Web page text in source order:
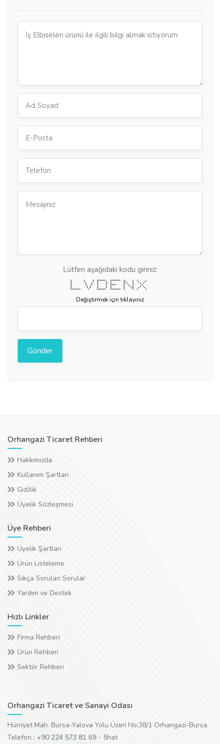
Lütfen aşağıdaki kodu giriniz:
* * * ****** ******* * * * *
* * * * * * ** * * *
* * * * * * * * * * *
* * * * * **** * * * *
* * * * * * * * * * *
* * * * * * * ** * *
******* * ****** ******* * * * *
Değiştirmek için tıklayınız
Orhangazi Ticaret Rehberi
Hakkımızda
Kullanım Şartları
Gizlilik
Üyelik Sözleşmesi
Üye Rehberi
Üyelik Şartları
Ürün Listeleme
Sıkça Sorulan Sorular
Yardım ve Destek
Hızlı Linkler
Firma Rehberi
Ürün Rehberi
Sektör Rehberi
Orhangazi Ticaret ve Sanayi Odası
Hürriyet Mah. Bursa-Yalova Yolu Üzeri No:38/1 Orhangazi-Bursa
Telefon : +90 224 573 81 69 - 5hat